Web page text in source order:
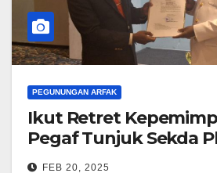
PEGUNUNGAN ARFAK
Ikut Retret
Pegaf Tunjuk Sekda
FEB 20, 2025